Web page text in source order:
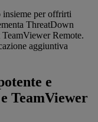
per offrirti
ThreatDown
Remote.
aggiuntiva
e
TeamViewer